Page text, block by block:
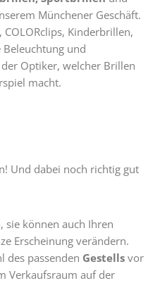
Münchener Geschäft.
Kinderbrillen,
und
Optiker, welcher Brillen
macht.
Und dabei noch richtig gut
sie können auch Ihren
Erscheinung verändern.
des passenden Gestells vor
Verkaufsraum auf der